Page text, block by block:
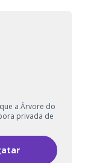
a Árvore do
privada de